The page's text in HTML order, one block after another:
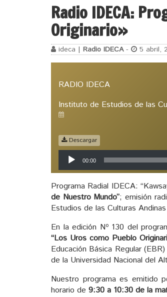
Radio IDECA:
Originario»
ideca | Radio IDECA- 5 abril,
RADIO IDECA
Instituto de Estudios de las
Descargar
00:00
Programa Radial IDECA:
de Nuestro Mundo”; emisión
Estudios de las Culturas
En la edición Nº 130 del
“Los Uros como Pueblo
Educación Básica Regular
de la Universidad Nacional del
Nuestro programa es emitido
horario de 9:30 a 10:30 de la